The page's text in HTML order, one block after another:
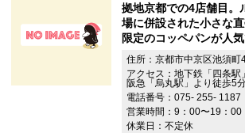
拠地京都での4店舗目。
場に併設された小さな
限定のコッペパンが人気
住所：京都市中京区池須
アクセス：地下鉄「四条駅
阪急「烏丸駅」より徒歩5
電話番号：075- 255- 1187
営業時間：9：00〜19：00
休業日：不定休